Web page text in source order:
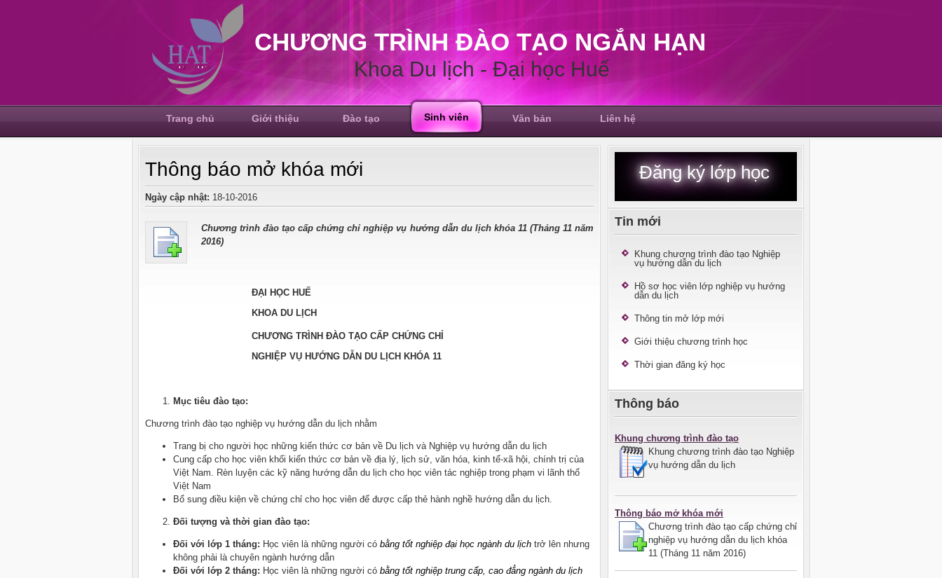
CHƯƠNG TRÌNH ĐÀO TẠO NGẮN HẠN
Khoa Du lịch - Đại học Huế
Trang chủ Giới thiệu Đào tạo Sinh viên Văn bản Liên hệ
Thông báo mở khóa mới
Ngày cập nhật: 18-10-2016
Chương trình đào tạo cấp chứng chỉ nghiệp vụ hướng dẫn du lịch khóa 11 (Tháng 11 năm
2016)
ĐẠI HỌC HUẾ
KHOA DU LỊCH
CHƯƠNG TRÌNH ĐÀO TẠO CẤP CHỨNG CHỈ
NGHIỆP VỤ HƯỚNG DẪN DU LỊCH KHÓA 11
Mục tiêu đào tạo:
Chương trình đào tạo nghiệp vụ hướng dẫn du lịch nhằm
Trang bị cho người học những kiến thức cơ bản về Du lịch và Nghiệp vụ hướng dẫn du lịch
Cung cấp cho học viên khối kiến thức cơ bản về địa lý, lịch sử, văn hóa, kinh tế-xã hội, chính trị của
Việt Nam. Rèn luyện các kỹ năng hướng dẫn du lịch cho học viên tác nghiệp trong phạm vi lãnh thổ
Việt Nam
Bổ sung điều kiện về chứng chỉ cho học viên để được cấp thẻ hành nghề hướng dẫn du lịch.
Đối tượng và thời gian đào tạo:
Đối với lớp 1 tháng: Học viên là những người có bằng tốt nghiệp đại học ngành du lịch trở lên nhưng
không phải là chuyên ngành hướng dẫn
Đối với lớp 2 tháng: Học viên là những người có bằng tốt nghiệp trung cấp, cao đẳng ngành du lịch
Đăng ký lớp học
Tin mới
Khung chương trình đào tạo Nghiệp
vụ hướng dẫn du lịch
Hồ sơ học viên lớp nghiệp vụ hướng
dẫn du lịch
Thông tin mở lớp mới
Giới thiệu chương trình học
Thời gian đăng ký học
Thông báo
Khung chương trình đào tạo
Khung chương trình đào tạo Nghiệp
vụ hướng dẫn du lịch
Thông báo mở khóa mới
Chương trình đào tạo cấp chứng chỉ
nghiệp vụ hướng dẫn du lịch khóa
11 (Tháng 11 năm 2016)